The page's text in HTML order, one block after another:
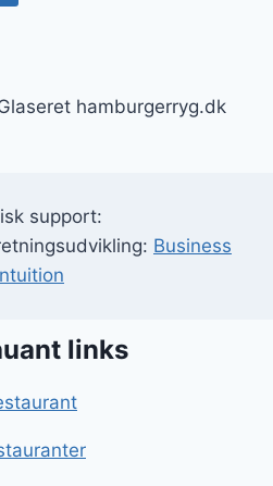
hamburgerryg.dk
support:
Business
links